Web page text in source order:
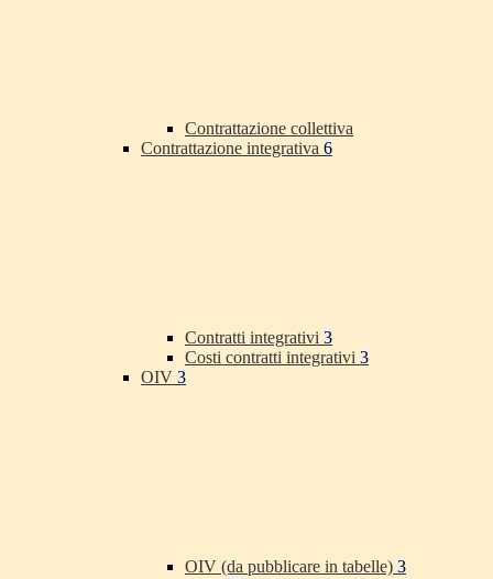
Contrattazione collettiva
Contrattazione integrativa 6
Contratti integrativi 3
Costi contratti integrativi 3
OIV 3
OIV (da pubblicare in tabelle) 3